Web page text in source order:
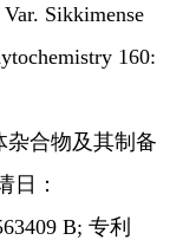
Var. Sikkimense
160:
杂合物及其制备
日：
B; 专利